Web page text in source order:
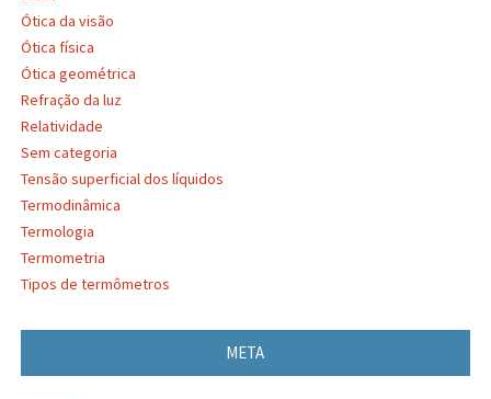
Ótica da visão
Ótica física
Ótica geométrica
Refração da luz
Relatividade
Sem categoria
Tensão superficial dos líquidos
Termodinâmica
Termologia
Termometria
Tipos de termômetros
META